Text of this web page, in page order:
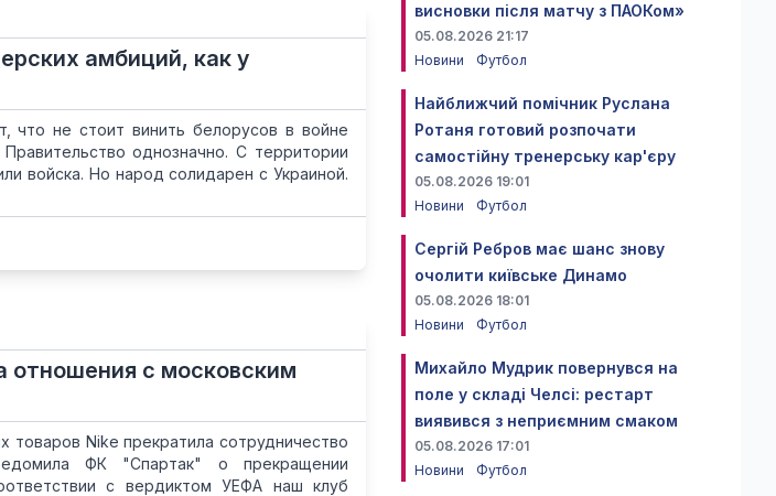
амбиций, как у
что не стоит винить белорусов в войне
однозначно. С территории
войска. Но народ солидарен с Украиной.
отношения с московским
товаров Nike прекратила сотрудничество
ФК "Спартак" о прекращении
с вердиктом УЕФА наш клуб
висновки після матчу з ПАОКом»
05.08.2026 21:17
Новини
Футбол
Найближчий помічник Руслана
Ротаня готовий розпочати
самостійну тренерську кар'єру
05.08.2026 19:01
Новини
Футбол
Сергій Ребров має шанс знову
очолити київське Динамо
05.08.2026 18:01
Новини
Футбол
Михайло Мудрик повернувся на
поле у складі Челсі: рестарт
виявився з неприємним смаком
05.08.2026 17:01
Новини
Футбол